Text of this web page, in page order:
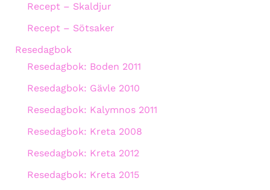
Recept – Skaldjur
Recept – Sötsaker
Resedagbok
Resedagbok: Boden 2011
Resedagbok: Gävle 2010
Resedagbok: Kalymnos 2011
Resedagbok: Kreta 2008
Resedagbok: Kreta 2012
Resedagbok: Kreta 2015